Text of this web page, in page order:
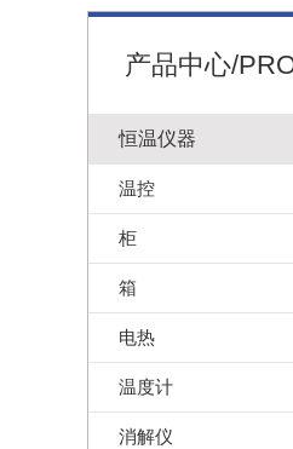
产品中心/
恒温仪器
温控
柜
箱
电热
温度计
消解仪